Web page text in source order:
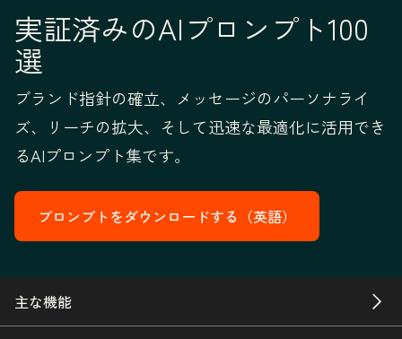
実証済みのAIプロンプト100
選
ブランド指針の確立、メッセージのパーソナライ
ズ、リーチの拡大、そして迅速な最適化に活用でき
るAIプロンプト集です。
プロンプトをダウンロードする（英語）
主な機能